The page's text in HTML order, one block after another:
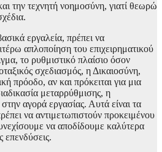
την τεχνητή νοημοσύνη, γιατί θεωρώ
εργαλεία, πρέπει να
απλοποίηση του επιχειρηματικού
το ρυθμιστικό πλαίσιο όσον
σχεδιασμός, η Δικαιοσύνη,
πρόοδο, αν και πρόκειται για μια
μεταρρύθμισης, η
αγορά εργασίας. Αυτά είναι τα
να αντιμετωπιστούν προκειμένου
να αποδίδουμε καλύτερα